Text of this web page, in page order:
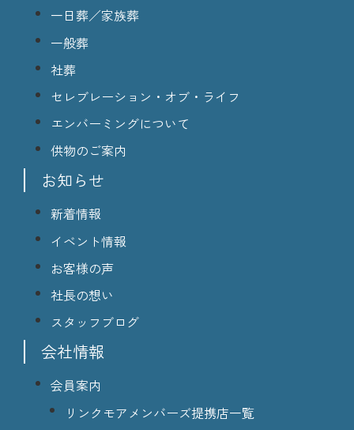
一日葬／家族葬
一般葬
社葬
セレブレーション・オブ・ライフ
エンバーミングについて
供物のご案内
お知らせ
新着情報
イベント情報
お客様の声
社長の想い
スタッフブログ
会社情報
会員案内
リンクモアメンバーズ提携店一覧